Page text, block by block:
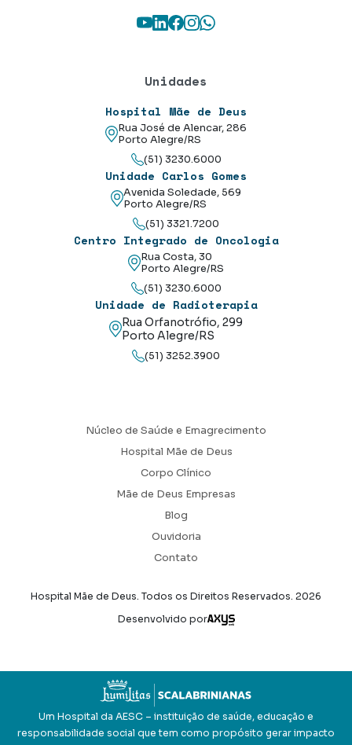
Youtube
LinkedIn
Facebook
Instagram
WhatsApp
Unidades
Hospital Mãe de Deus
Rua José de Alencar, 286
Porto Alegre/RS
(51) 3230.6000
Unidade Carlos Gomes
Avenida Soledade, 569
Porto Alegre/RS
(51) 3321.7200
Centro Integrado de Oncologia
Rua Costa, 30
Porto Alegre/RS
(51) 3230.6000
Unidade de Radioterapia
Rua Orfanotrófio, 299
Porto Alegre/RS
(51) 3252.3900
Núcleo de Saúde e Emagrecimento
Hospital Mãe de Deus
Corpo Clínico
Mãe de Deus Empresas
Blog
Ouvidoria
Contato
Hospital Mãe de Deus. Todos os Direitos Reservados. 2026
Desenvolvido por
Axysweb
Um Hospital da AESC – instituição de saúde, educação e
responsabilidade social que tem como propósito gerar impacto